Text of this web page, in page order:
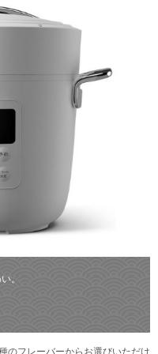
。
のフレーバーからお選びいただけ